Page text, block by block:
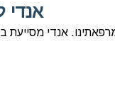
אנדי
אנדי מסייעת